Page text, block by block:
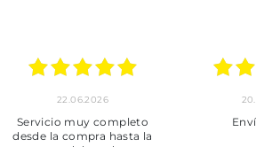
22.06.2026
Servicio muy completo
desde la compra hasta la